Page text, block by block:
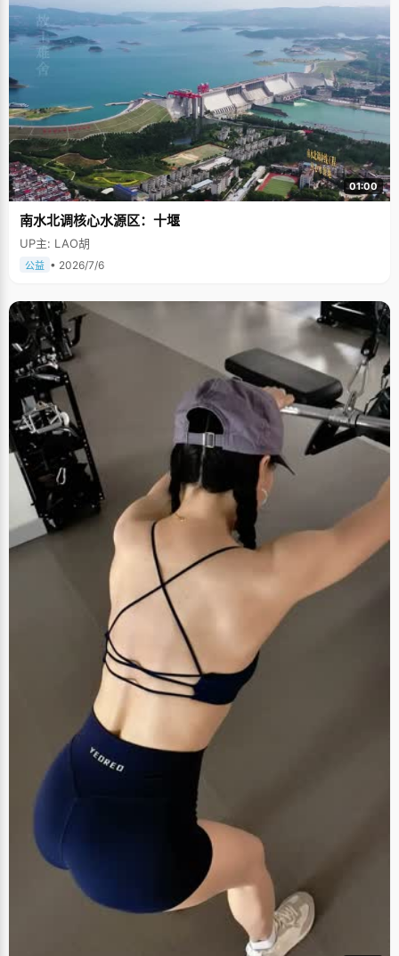
01:00
南水北调核心水源区：十堰
UP主: LAO胡
公益 • 2026/7/6